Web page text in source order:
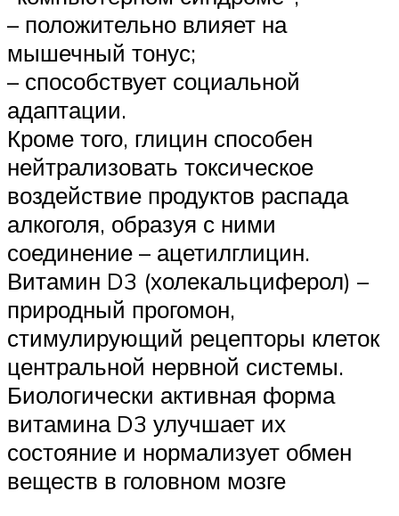
– положительно влияет на
мышечный тонус;
– способствует социальной
адаптации.
Кроме того, глицин способен
нейтрализовать токсическое
воздействие продуктов распада
алкоголя, образуя с ними
соединение – ацетилглицин.
Витамин D3 (холекальциферол) –
природный прогомон,
стимулирующий рецепторы клеток
центральной нервной системы.
Биологически активная форма
витамина D3 улучшает их
состояние и нормализует обмен
веществ в головном мозге